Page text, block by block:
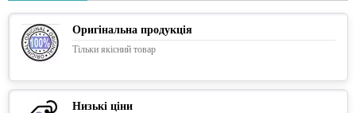
Оригінальна продукція
Тільки якісний товар
Низькі ціни